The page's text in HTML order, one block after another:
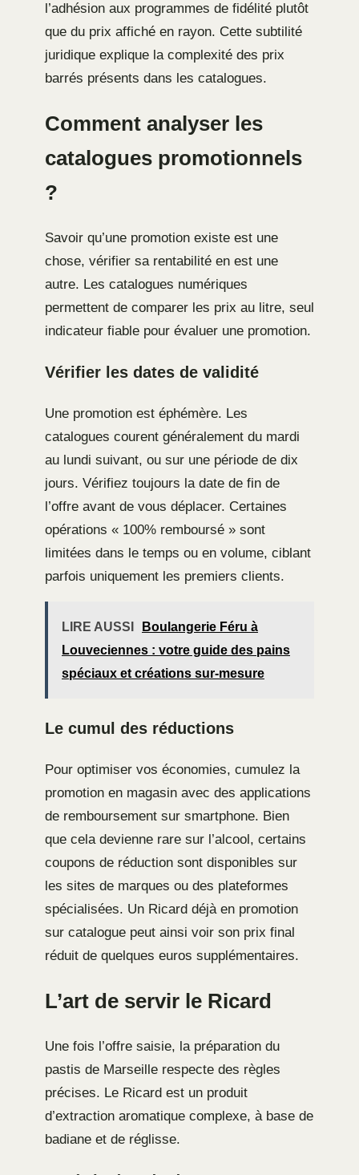
l’adhésion aux programmes de fidélité plutôt
que du prix affiché en rayon. Cette subtilité
juridique explique la complexité des prix
barrés présents dans les catalogues.
Comment analyser les
catalogues promotionnels
?
Savoir qu’une promotion existe est une
chose, vérifier sa rentabilité en est une
autre. Les catalogues numériques
permettent de comparer les prix au litre, seul
indicateur fiable pour évaluer une promotion.
Vérifier les dates de validité
Une promotion est éphémère. Les
catalogues courent généralement du mardi
au lundi suivant, ou sur une période de dix
jours. Vérifiez toujours la date de fin de
l’offre avant de vous déplacer. Certaines
opérations « 100% remboursé » sont
limitées dans le temps ou en volume, ciblant
parfois uniquement les premiers clients.
LIRE AUSSI
Boulangerie Féru à
Louveciennes : votre guide des pains
spéciaux et créations sur-mesure
Le cumul des réductions
Pour optimiser vos économies, cumulez la
promotion en magasin avec des applications
de remboursement sur smartphone. Bien
que cela devienne rare sur l’alcool, certains
coupons de réduction sont disponibles sur
les sites de marques ou des plateformes
spécialisées. Un Ricard déjà en promotion
sur catalogue peut ainsi voir son prix final
réduit de quelques euros supplémentaires.
L’art de servir le Ricard
Une fois l’offre saisie, la préparation du
pastis de Marseille respecte des règles
précises. Le Ricard est un produit
d’extraction aromatique complexe, à base de
badiane et de réglisse.